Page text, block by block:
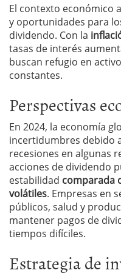
El contexto económico
y oportunidades para
dividendo. Con la
tasas de interés
buscan refugio en
constantes.
Perspectivas
En 2024, la economía
incertidumbres debido
recesiones en algunas
acciones de dividendo
estabilidad comparada
volátiles. Empresas en
públicos, salud y
mantener pagos de
tiempos difíciles.
Estrategia de